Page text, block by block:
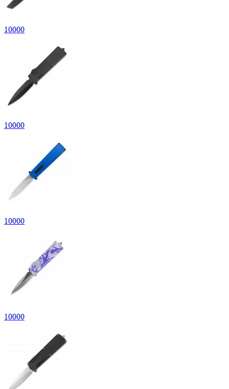
10000
10000
10000
10000